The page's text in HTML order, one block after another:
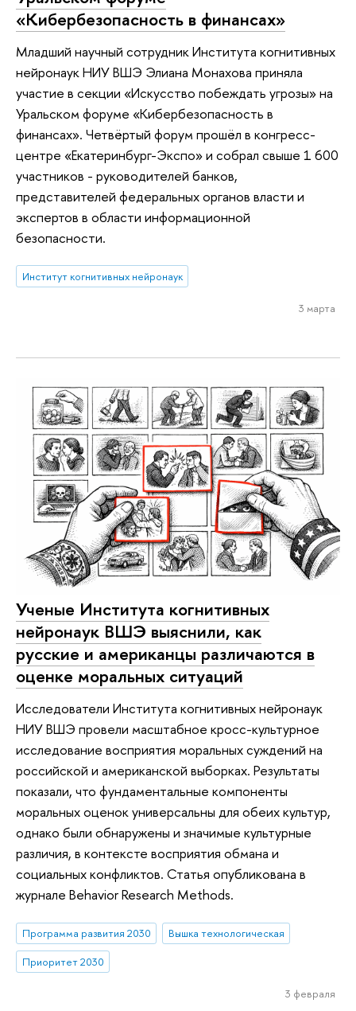
«Кибербезопасность в финансах»
Младший научный сотрудник Института когнитивных
нейронаук НИУ ВШЭ Элиана Монахова приняла
участие в секции «Искусство побеждать угрозы» на
Уральском форуме «Кибербезопасность в
финансах». Четвёртый форум прошёл в конгресс-
центре «Екатеринбург-Экспо» и собрал свыше 1 600
участников - руководителей банков,
представителей федеральных органов власти и
экспертов в области информационной
безопасности.
Институт когнитивных нейронаук
3 марта
Ученые Института когнитивных
нейронаук ВШЭ выяснили, как
русские и американцы различаются в
оценке моральных ситуаций
Исследователи Института когнитивных нейронаук
НИУ ВШЭ провели масштабное кросс-культурное
исследование восприятия моральных суждений на
российской и американской выборках. Результаты
показали, что фундаментальные компоненты
моральных оценок универсальны для обеих культур,
однако были обнаружены и значимые культурные
различия, в контексте восприятия обмана и
социальных конфликтов. Статья опубликована в
журнале Behavior Research Methods.
Программа развития 2030
Вышка технологическая
Приоритет 2030
3 февраля